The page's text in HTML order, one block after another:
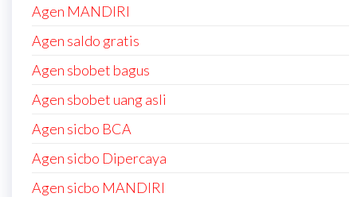
Agen MANDIRI
Agen saldo gratis
Agen sbobet bagus
Agen sbobet uang asli
Agen sicbo BCA
Agen sicbo Dipercaya
Agen sicbo MANDIRI